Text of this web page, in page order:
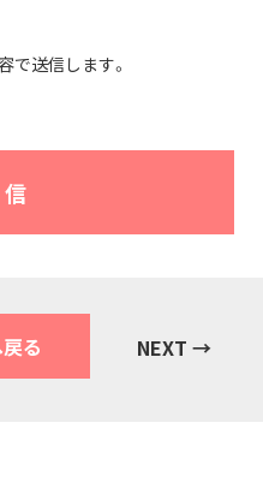
で送信します。
る NEXT →